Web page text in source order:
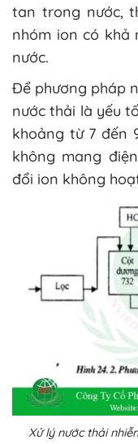
tan trong nước,
nhóm ion có
nước.
Để phương pháp
nước thải là yếu
khoảng từ 7 đến
không mang
đổi ion không
Xử lý nước thải